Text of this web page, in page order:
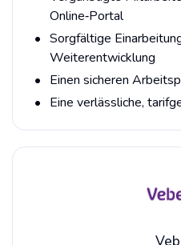
Online‑Portal
Sorgfältige
Weiterentwicklung
Einen sicheren
Eine verlässliche,